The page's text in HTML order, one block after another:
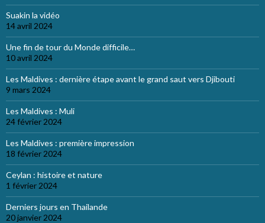
Suakin la vidéo
14 avril 2024
Une fin de tour du Monde difficile…
10 avril 2024
Les Maldives : dernière étape avant le grand saut vers Djibouti
9 mars 2024
Les Maldives : Muli
24 février 2024
Les Maldives : première impression
18 février 2024
Ceylan : histoire et nature
1 février 2024
Derniers jours en Thailande
20 janvier 2024